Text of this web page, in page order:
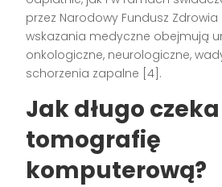
przez Narodowy Fundusz Zdrowia
wskazania medyczne obejmują
onkologiczne, neurologiczne,
schorzenia zapalne [4] .
Jak długo
tomografię
komputerową?